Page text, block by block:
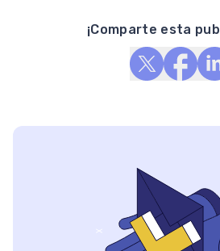
¡Comparte esta